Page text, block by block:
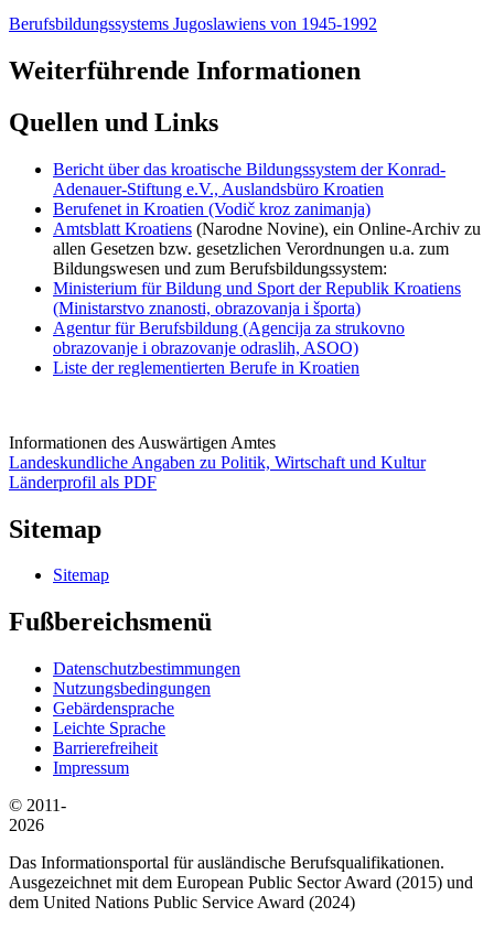
Berufsbildungssystems Jugoslawiens von 1945-1992
Weiterführende Informationen
Quellen und Links
Bericht über das kroatische Bildungssystem der Konrad-
Adenauer-Stiftung e.V., Auslandsbüro Kroatien
Berufenet in Kroatien (Vodič kroz zanimanja)
Amtsblatt Kroatiens (Narodne Novine), ein Online-Archiv zu
allen Gesetzen bzw. gesetzlichen Verordnungen u.a. zum
Bildungswesen und zum Berufsbildungssystem:
Ministerium für Bildung und Sport der Republik Kroatiens
(Ministarstvo znanosti, obrazovanja i športa)
Agentur für Berufsbildung (Agencija za strukovno
obrazovanje i obrazovanje odraslih, ASOO)
Liste der reglementierten Berufe in Kroatien
Informationen des Auswärtigen Amtes
Landeskundliche Angaben zu Politik, Wirtschaft und Kultur
Länderprofil als PDF
Sitemap
Sitemap
Fußbereichsmenü
Datenschutzbestimmungen
Nutzungsbedingungen
Gebärdensprache
Leichte Sprache
Barrierefreiheit
Impressum
© 2011-
2026
Das Informationsportal für ausländische Berufsqualifikationen.
Ausgezeichnet mit dem European Public Sector Award (2015) und
dem United Nations Public Service Award (2024)